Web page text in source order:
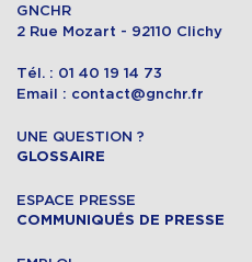
GNCHR
2 Rue Mozart - 92110 Clichy
Tél. : 01 40 19 14 73
Email : contact@gnchr.fr
UNE QUESTION ?
GLOSSAIRE
ESPACE PRESSE
COMMUNIQUÉS DE PRESSE